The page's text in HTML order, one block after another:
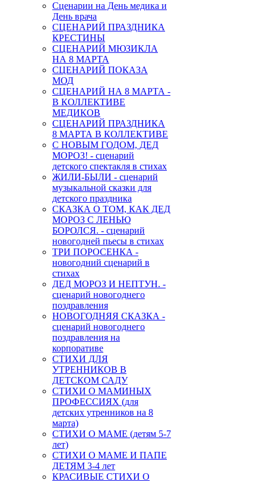
Сценарии на День медика и
День врача
СЦЕНАРИЙ ПРАЗДНИКА
КРЕСТИНЫ
СЦЕНАРИЙ МЮЗИКЛА
НА 8 МАРТА
СЦЕНАРИЙ ПОКАЗА
МОД
СЦЕНАРИЙ НА 8 МАРТА -
В КОЛЛЕКТИВЕ
МЕДИКОВ
СЦЕНАРИЙ ПРАЗДНИКА
8 МАРТА В КОЛЛЕКТИВЕ
С НОВЫМ ГОДОМ, ДЕД
МОРОЗ! - сценарий
детского спектакля в стихах
ЖИЛИ-БЫЛИ - сценарий
музыкальной сказки для
детского праздника
СКАЗКА О ТОМ, КАК ДЕД
МОРОЗ С ЛЕНЬЮ
БОРОЛСЯ. - сценарий
новогодней пьесы в стихах
ТРИ ПОРОСЕНКА -
новогодний сценарий в
стихах
ДЕД МОРОЗ И НЕПТУН. -
сценарий новогоднего
поздравления
НОВОГОДНЯЯ СКАЗКА -
сценарий новогоднего
поздравления на
корпоративе
СТИХИ ДЛЯ
УТРЕННИКОВ В
ДЕТСКОМ САДУ
СТИХИ О МАМИНЫХ
ПРОФЕССИЯХ (для
детских утренников на 8
марта)
СТИХИ О МАМЕ (детям 5-7
лет)
СТИХИ О МАМЕ И ПАПЕ
ДЕТЯМ 3-4 лет
КРАСИВЫЕ СТИХИ О